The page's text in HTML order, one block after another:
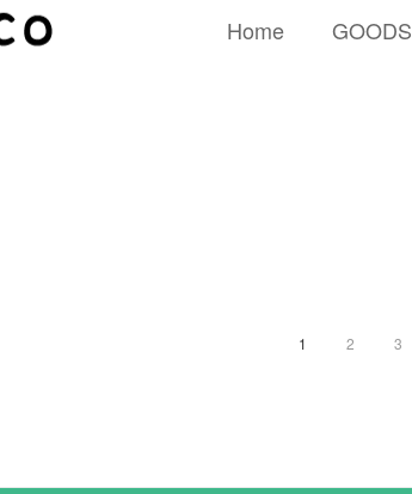
Home GOODS
1 2 3